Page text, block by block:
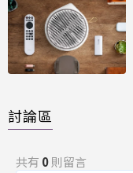
討論區
共有 0則留言